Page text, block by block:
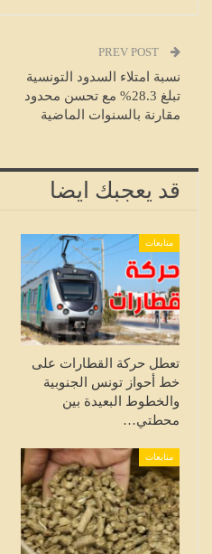
نسبة امتلاء السدود التونسية
تبلغ 28.3% مع تحسن محدود
مقارنة بالسنوات الماضية
قد يعجبك ايضا
متابعات
تعطل حركة القطارات على
خط أحواز تونس الجنوبية
والخطوط البعيدة بين
محطتي…
متابعات